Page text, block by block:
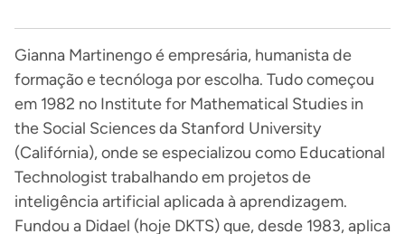
Gianna Martinengo é empresária, humanista de
formação e tecnóloga por escolha. Tudo começou
em 1982 no Institute for Mathematical Studies in
the Social Sciences da Stanford University
(Califórnia), onde se especializou como Educational
Technologist trabalhando em projetos de
inteligência artificial aplicada à aprendizagem.
Fundou a Didael (hoje DKTS) que, desde 1983, aplica